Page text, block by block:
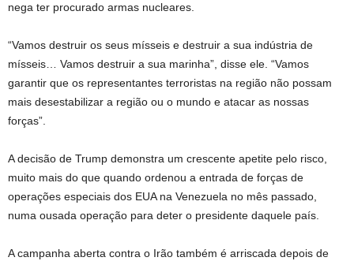
nega ter procurado armas nucleares.
“Vamos destruir os seus mísseis e destruir a sua indústria de
mísseis… Vamos destruir a sua marinha”, disse ele. “Vamos
garantir que os representantes terroristas na região não possam
mais desestabilizar a região ou o mundo e atacar as nossas
forças”.
A decisão de Trump demonstra um crescente apetite pelo risco,
muito mais do que quando ordenou a entrada de forças de
operações especiais dos EUA na Venezuela no mês passado,
numa ousada operação para deter o presidente daquele país.
A campanha aberta contra o Irão também é arriscada depois de